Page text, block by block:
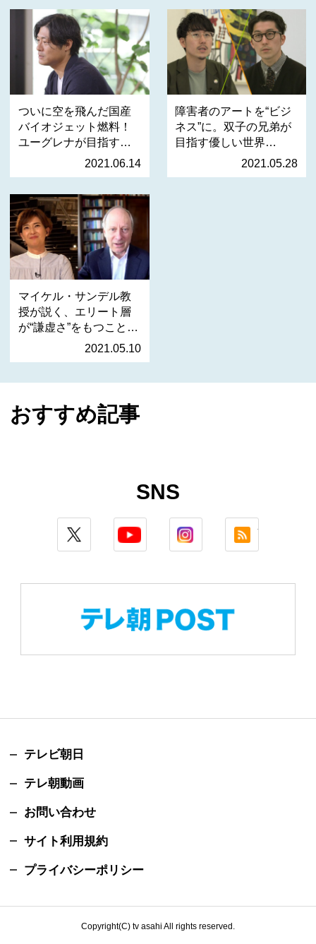
ついに空を飛んだ国産
バイオジェット燃料！
ユーグレナが目指す、
2021.06.14
障害者のアートを“ビジ
ネス”に。双子の兄弟が
目指す優しい世界
2021.05.28
マイケル・サンデル教
授が説く、エリート層
が“謙虚さ”をもつこと
2021.05.10
おすすめ記事
SNS
twitter youtube instagramrss
テレビ朝日
テレ朝動画
お問い合わせ
サイト利用規約
プライバシーポリシー
Copyright(C) tv asahi All rights reserved.